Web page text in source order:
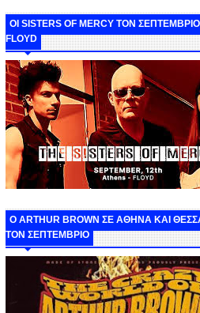
ΟΙ SISTERS OF MERCY ΤΟΝ
FLOYD
O ARTHUR BROWN ΣΕ ΑΘΗΝΑ ΚΑΙ
ΤΟΝ ΣΕΠΤΕΜΒΡΙΟ